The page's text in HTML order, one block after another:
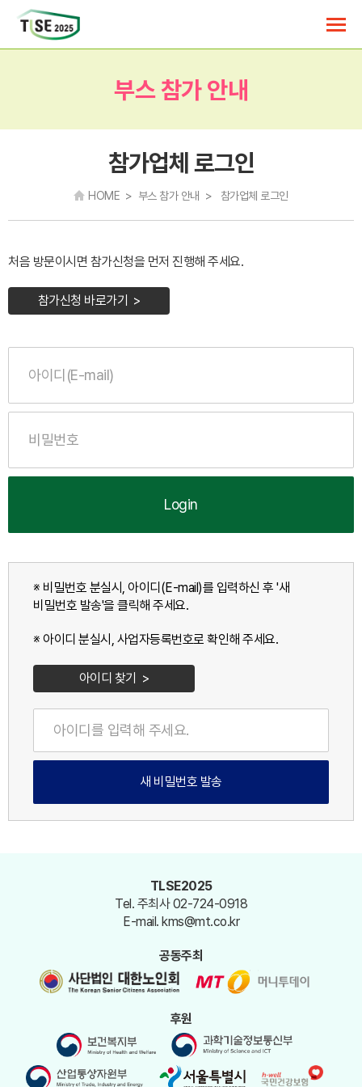
부스 참가 안내
참가업체 로그인
HOME > 부스 참가 안내 > 참가업체 로그인
처음 방문이시면 참가신청을 먼저 진행해 주세요.
참가신청 바로가기 >
Login
※ 비밀번호 분실시, 아이디(E-mail)를 입력하신 후 '새
비밀번호 발송'을 클릭해 주세요.
※ 아이디 분실시, 사업자등록번호로 확인해 주세요.
아이디 찾기 >
새 비밀번호 발송
TLSE2025
Tel. 주최사 02-724-0918
E-mail. kms@mt.co.kr
공동주최
후원